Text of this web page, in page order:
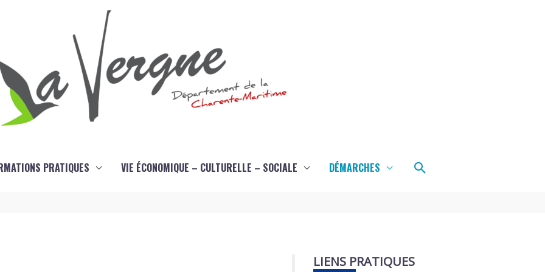
PRATIQUES VIE ÉCONOMIQUE – CULTURELLE – SOCIALE DÉMARCHES Rechercher
LIENS PRATIQUES